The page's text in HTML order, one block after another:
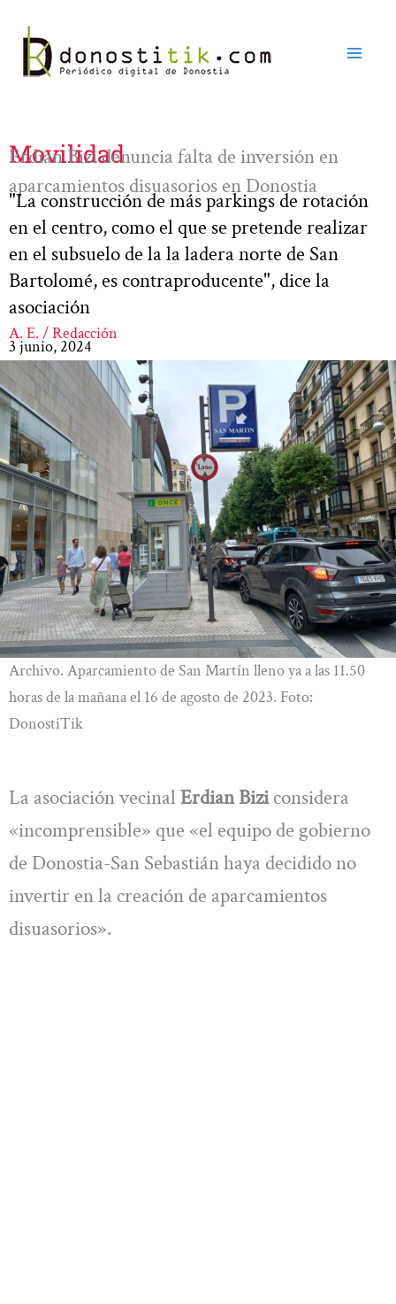
contenido
Movilidad
Erdian Bizi denuncia falta de inversión en
aparcamientos disuasorios en Donostia
"La construcción de más parkings de rotación
en el centro, como el que se pretende realizar
en el subsuelo de la la ladera norte de San
Bartolomé, es contraproducente", dice la
asociación
A. E. / Redacción
3 junio, 2024
Archivo. Aparcamiento de San Martín lleno ya a las 11.50
horas de la mañana el 16 de agosto de 2023. Foto:
DonostiTik
La asociación vecinal Erdian Biziconsidera
«incomprensible» que «el equipo de gobierno
de Donostia-San Sebastián haya decidido no
invertir en la creación de aparcamientos
disuasorios».